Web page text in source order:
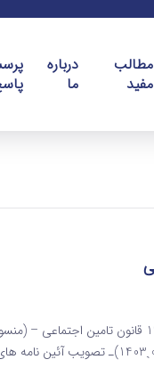
مطالب
مفید
درباره
ما
بشرح زیر است: الف (منسوخه